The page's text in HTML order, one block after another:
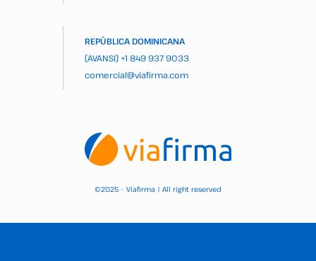
REPÚBLICA DOMINICANA
(AVANSI) +1 849 937 9033
comercial@viafirma.com
©2025 – Viafirma | All right reserved